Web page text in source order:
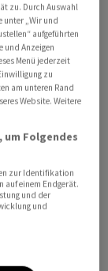
verteidigte
Abstimmung
einer
sich «die
Es gehe
einen Deal
harte
ist», so
des Rates,
zu. Durch Auswahl
unter „Wir und
aufgeführten
und Anzeigen
Menü jederzeit
zu
am unteren Rand
Website. Weitere
Folgendes
zur Identifikation
auf einem Endgerät.
und der
und